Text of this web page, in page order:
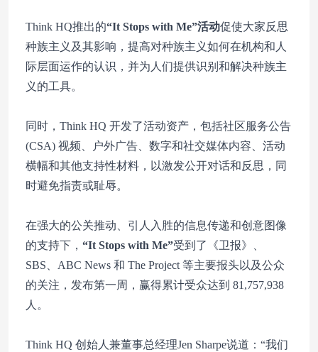
Think HQ推出的“It Stops with Me”活动促使大家反思
种族主义及其影响，提高对种族主义如何在机构和人
际层面运作的认识，并为人们提供识别和解决种族主
义的工具。
同时，Think HQ 开发了活动资产，包括社区服务公告
(CSA) 视频、户外广告、数字和社交媒体内容、活动
横幅和其他支持性材料，以激发公开对话和反思，同
时避免指责或耻辱。
在强大的公关推动、引人入胜的信息传递和创意图像
的支持下， “It Stops with Me”受到了《卫报》、
SBS、ABC News 和 The Project 等主要报头以及公众
的关注，发布第一周，赢得累计受众达到 81,757,938
人。
Think HQ 创始人兼董事总经理Jen Sharpe说道：“我们